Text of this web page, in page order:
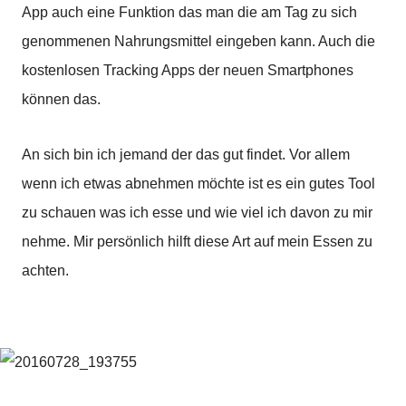
App auch eine Funktion das man die am Tag zu sich
genommenen Nahrungsmittel eingeben kann. Auch die
kostenlosen Tracking Apps der neuen Smartphones
können das.
An sich bin ich jemand der das gut findet. Vor allem
wenn ich etwas abnehmen möchte ist es ein gutes Tool
zu schauen was ich esse und wie viel ich davon zu mir
nehme. Mir persönlich hilft diese Art auf mein Essen zu
achten.